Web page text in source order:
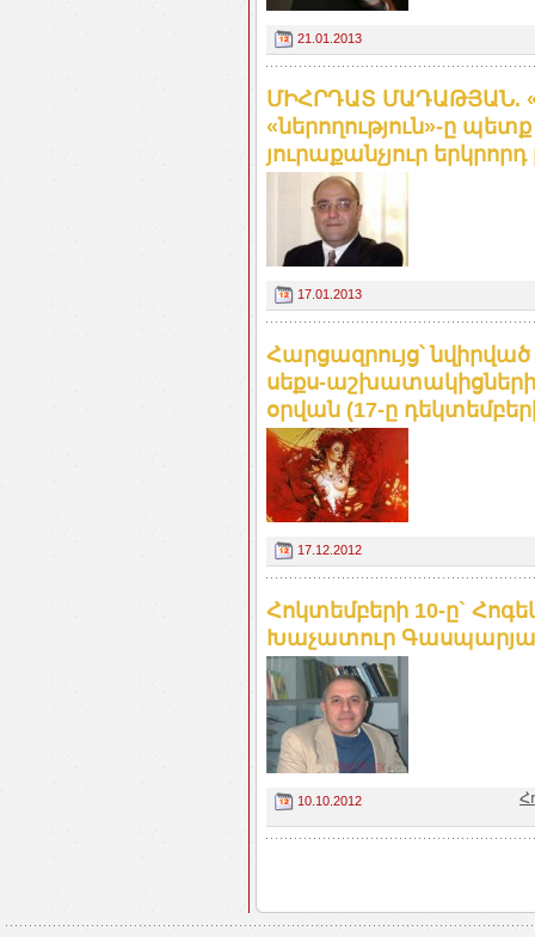
21.01.2013
ՄԻՀՐԴԱՏ ՄԱԴԱԹՅԱՆ.
«ներողություն»-ը
յուրաքանչյուր
17.01.2013
Հարցազրույց՝
սեքս-
օրվան (17-ը
17.12.2012
Հոկտեմբերի 10-ը`
Խաչատուր
10.10.2012